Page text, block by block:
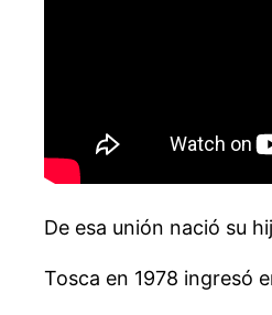
De esa unión nació su
Tosca en 1978 ingresó